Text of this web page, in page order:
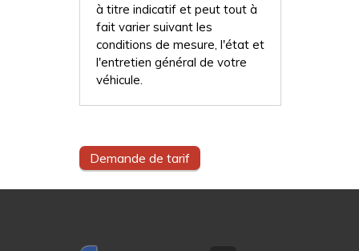
à titre indicatif et peut tout à
fait varier suivant les
conditions de mesure, l'état et
l'entretien général de votre
véhicule.
Demande de tarif